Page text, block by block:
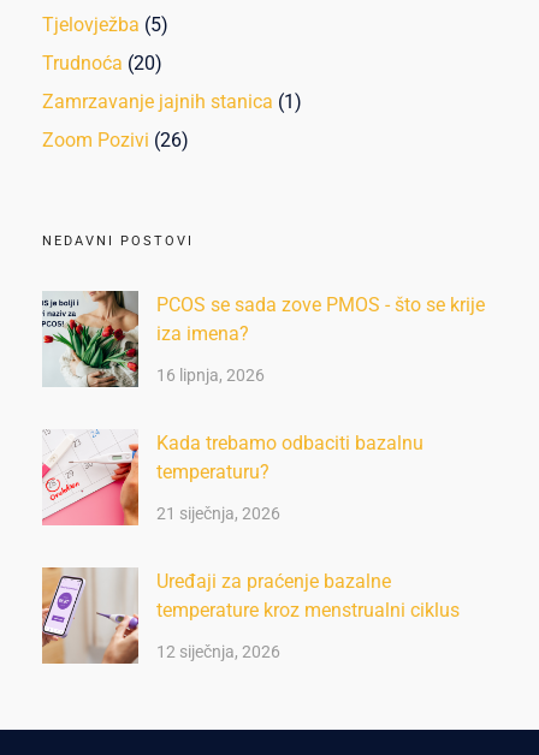
Tjelovježba (5)
Trudnoća (20)
Zamrzavanje jajnih stanica (1)
Zoom Pozivi (26)
NEDAVNI POSTOVI
PCOS se sada zove PMOS - što se krije
iza imena?
16 lipnja, 2026
Kada trebamo odbaciti bazalnu
temperaturu?
21 siječnja, 2026
Uređaji za praćenje bazalne
temperature kroz menstrualni ciklus
12 siječnja, 2026